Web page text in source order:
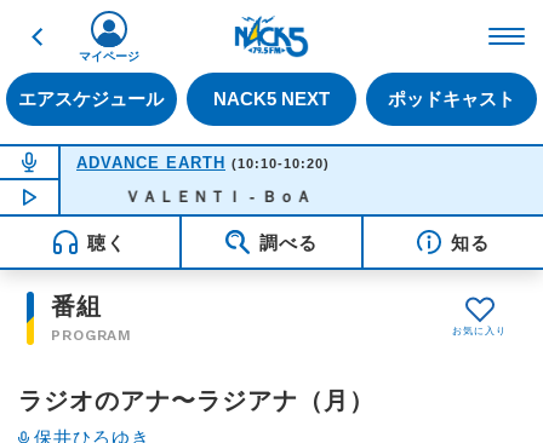
戻る
エアスケジュール NACK5 NEXT ポッドキャスト
マイページ
NOW ON AIR
ADVANCE EARTH (10:10-10:20)
NOW PLAYING09:29
ＶＡＬＥＮＴＩ - ＢｏＡ
聴く 調べる 知る
番組
PROGRAM
ラジオのアナ〜ラジアナ（月）
保井ひろゆき